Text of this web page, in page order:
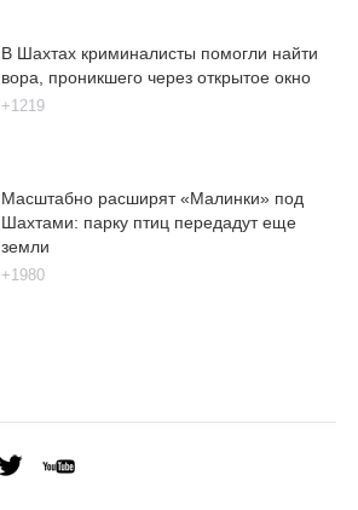
В Шахтах криминалисты помогли найти
вора, проникшего через открытое окно
+1219
Масштабно расширят «Малинки» под
Шахтами: парку птиц передадут еще
земли
+1980